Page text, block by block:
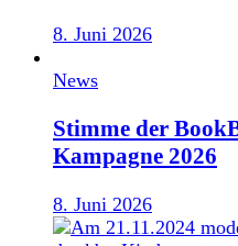
8. Juni 2026
News
Stimme der
Kampagne 2026
8. Juni 2026